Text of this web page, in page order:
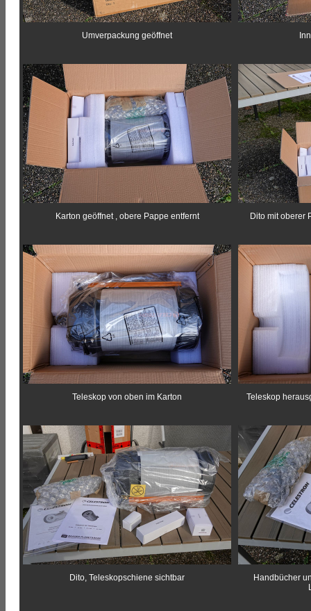
Umverpackung geöffnet
Karton geöffnet , obere Pappe entfernt Dito mit oberer
Teleskop von oben im Karton Teleskop
Dito, Teleskopschiene sichtbar
Handbücher